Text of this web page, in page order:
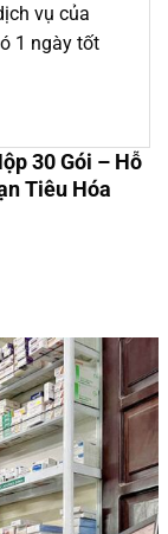
vụ của
1 ngày tốt
30 Gói – Hỗ
Tiêu Hóa